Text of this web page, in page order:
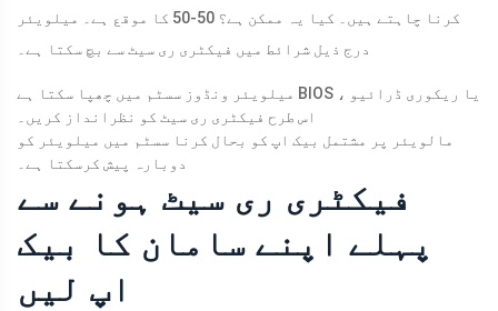
کرنا چاہتے ہیں۔ کیا یہ ممکن ہے؟ 50-50 کا موقع ہے۔ میلویئر
درج ذیل شرائط میں فیکٹری ری سیٹ سے بچ سکتا ہے۔
میلویئر ونڈوز سسٹم میں چھپا سکتا ہے BIOS یا ریکوری ڈرائیو ،
اس طرح فیکٹری ری سیٹ کو نظرانداز کریں۔
مالویئر پر مشتمل بیک اپ کو بحال کرنا سسٹم میں میلویئر کو
دوبارہ پیش کرسکتا ہے۔
فیکٹری ری سیٹ ہونے سے
پہلے اپنے سامان کا بیک
اپ لیں